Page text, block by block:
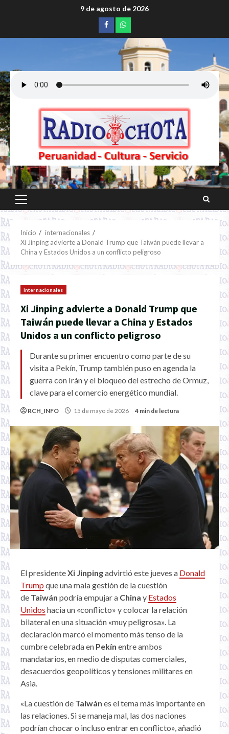
9 de agosto de 2026
Facebookwhatsapp
Menú
principal
Inicio
internacionales
Xi Jinping advierte a Donald Trump que Taiwán puede llevar a
China y Estados Unidos a un conflicto peligroso
internacionales
Xi Jinping advierte a Donald Trump que
Taiwán puede llevar a China y Estados
Unidos a un conflicto peligroso
Durante su primer encuentro como parte de su
visita a Pekín, Trump también puso en agenda la
guerra con Irán y el bloqueo del estrecho de Ormuz,
clave para el comercio energético mundial.
RCH_INFO 15 de mayo de 2026 4 min de lectura
El presidenteXi Jinpingadvirtió este jueves a Donald
Trump que una mala gestión de la cuestión
de Taiwán podría empujar a China y Estados
Unidos hacia un «conflicto» y colocar la relación
bilateral en una situación «muy peligrosa». La
declaración marcó el momento más tenso de la
cumbre celebrada en Pekín entre ambos
mandatarios, en medio de disputas comerciales,
desacuerdos geopolíticos y tensiones militares en
Asia.
«La cuestión de Taiwán es el tema más importante en
las relaciones. Si se maneja mal, las dos naciones
podrían chocar o incluso entrar en conflicto», añadió